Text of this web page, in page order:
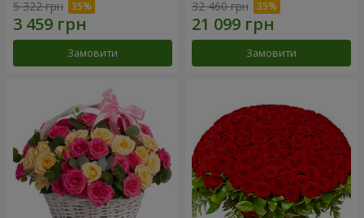
5 322 грн
Замовити
32 460 грн
Замовити